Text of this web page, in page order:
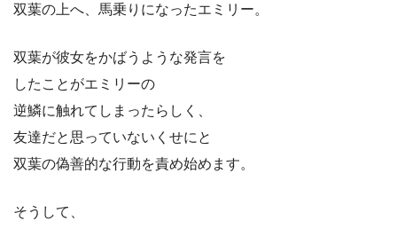
双葉の上へ、馬乗りになったエミリー。
双葉が彼女をかばうような発言を
したことがエミリーの
逆鱗に触れてしまったらしく、
友達だと思っていないくせにと
双葉の偽善的な行動を責め始めます。
そうして、